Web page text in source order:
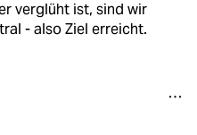
verglüht ist, sind wir
- also Ziel erreicht.